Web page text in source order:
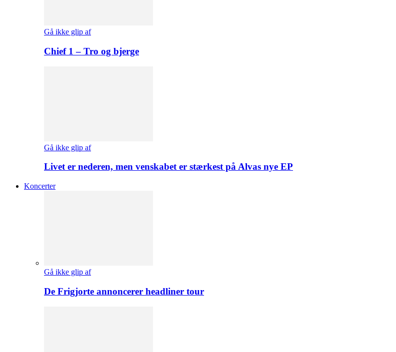
Gå ikke glip af
Chief 1 – Tro og bjerge
Gå ikke glip af
Livet er nederen, men venskabet er stærkest på Alvas nye EP
Koncerter
Gå ikke glip af
De Frigjorte annoncerer headliner tour